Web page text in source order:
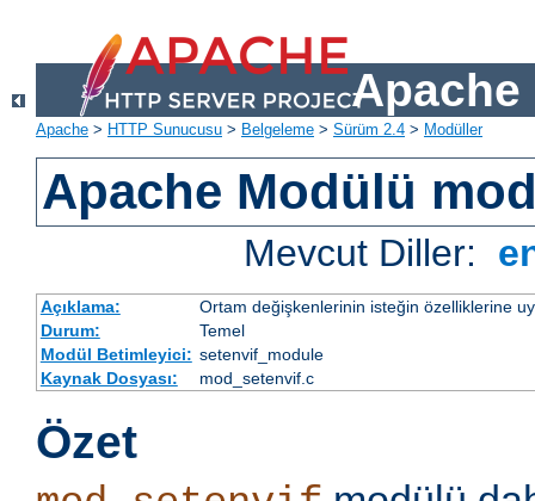
Apache
Apache > HTTP Sunucusu > Belgeleme > Sürüm 2.4 > Modüller
Apache Modülü
Mevcut Diller:
Açıklama:
Ortam değişkenlerinin isteğin özelliklerine
Durum:
Temel
Modül Betimleyici: setenvif_module
Kaynak Dosyası:
mod_setenvif.c
Özet